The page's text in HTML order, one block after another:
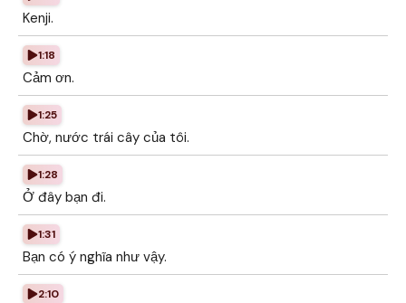
Kenji.
1:18
Cảm ơn.
1:25
Chờ, nước trái cây của tôi.
1:28
Ở đây bạn đi.
1:31
Bạn có ý nghĩa như vậy.
2:10